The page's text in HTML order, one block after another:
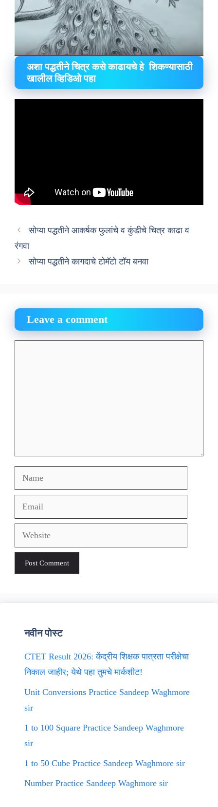
अशा पद्धतीने चित्र कसे काढायचे हे शिकण्यासाठी
खालील व्हिडिओ पहा
सोप्या पद्धतीने आकर्षक फुलांचे व कुंडीचे चित्र काढा व
रंगवा
सोप्या पद्धतीने कागदाचे टोमॅटो टॉय बनवा
Leave a comment
Name
Email
Website
नवीन पोस्ट
CTET Result 2026: केंद्रीय शिक्षक पात्रता परीक्षेचा
निकाल जाहीर; येथे पहा तुमचे मार्कशीट!
Unit Conversions Practice Sandeep Waghmore
sir
1 to 100 Square Practice Sandeep Waghmore
sir
1 to 50 Cube Practice Sandeep Waghmore sir
Number Practice Sandeep Waghmore sir